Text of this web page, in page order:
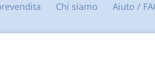
Chi siamo Aiuto /